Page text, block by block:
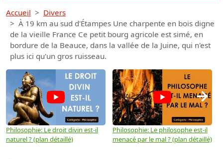
Accueil
Divers
À 19 km au sud d'Étampes Une charpente en bois digne
de la vieille France Ce petit bourg agricole est simé, en
bordure de la Beauce, dans la vallée de la Juine, qui n'est
plus ici qu'un gros ruisseau.
Philosophie: Le droit divin est-il
naturel ? (plan détaillé)
Philosophie: Le philosophe est-il
menacé par le mal ? (plan détaillé)
→